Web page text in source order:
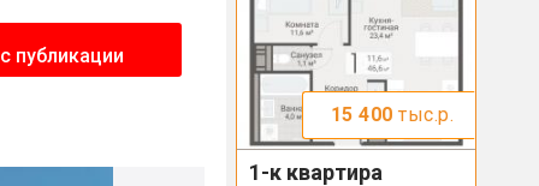
публикации
15 400 тыс.р.
1-к квартира